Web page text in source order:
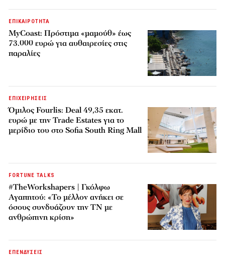
ΕΠΙΚΑΙΡΟΤΗΤΑ
MyCoast: Πρόστιμα «μαμούθ» έως
73.000 ευρώ για αυθαιρεσίες στις
παραλίες
ΕΠΙΧΕΙΡΗΣΕΙΣ
Όμιλος Fourlis: Deal 49,35 εκατ.
ευρώ με την Trade Estates για το
μερίδιο του στο Sofia South Ring Mall
FORTUNE TALKS
#TheWorkshapers | Γκόλφω
Αγαπητού: «Το μέλλον ανήκει σε
όσους συνδυάζουν την ΤΝ με
ανθρώπινη κρίση»
ΕΠΕΝΔΥΣΕΙΣ